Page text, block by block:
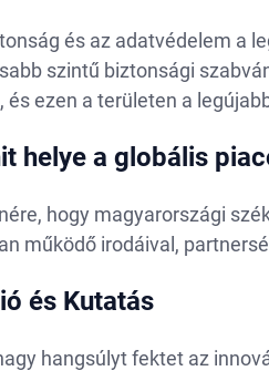
és az adatvédelem a
szintű biztonsági
és ezen a területen a
helye a globális
hogy magyarországi
működő irodáival,
és Kutatás
hangsúlyt fektet az